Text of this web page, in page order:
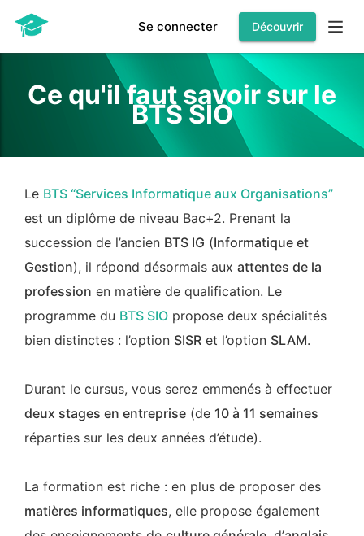
Se connecter Découvrir
Ce qu'il faut savoir sur le
BTS SIO
Le BTS “Services Informatique aux Organisations”
est un diplôme de niveau Bac+2. Prenant la
succession de l’ancien BTS IG (Informatique et
Gestion), il répond désormais aux attentes de la
profession en matière de qualification. Le
programme du BTS SIO propose deux spécialités
bien distinctes : l’option SISR et l’option SLAM.
Durant le cursus, vous serez emmenés à effectuer
deux stages en entreprise (de 10 à 11 semaines
réparties sur les deux années d’étude).
La formation est riche : en plus de proposer des
matières informatiques, elle propose également